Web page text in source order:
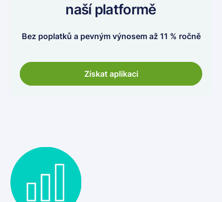
naší platformě
Bez poplatků a pevným výnosem až 11 % ročně
Získat aplikaci